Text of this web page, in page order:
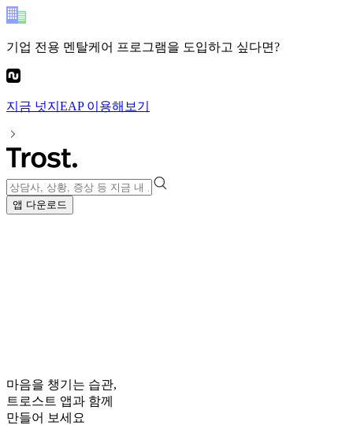
기업 전용 멘탈케어 프로그램을 도입하고 싶다면?
지금 넛지EAP이용해보기
앱 다운로드
마음을 챙기는 습관,
트로스트 앱과 함께
만들어 보세요